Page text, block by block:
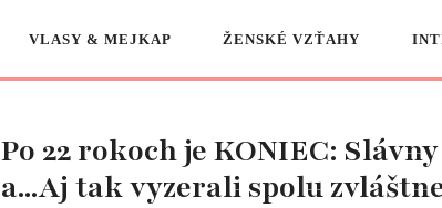
VLASY & MEJKAP ŽENSKÉ VZŤAHY
Po 22 rokoch je KONIEC:
a...Aj tak vyzerali spolu